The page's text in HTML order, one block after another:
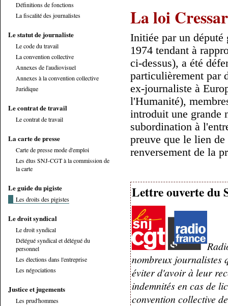
Définitions de fonctions
La fiscalité des journalistes
Le statut de journaliste
Le code du travail
La convention collective
Annexes de l'audiovisuel
Annexes à la convention collective
Juridique
Le contrat de travail
Le contrat de travail
La carte de presse
Carte de presse mode d'emploi
Les élus SNJ-CGT à la commission de
la carte
Le guide du pigiste
Les droits des pigistes
Le droit syndical
Le droit syndical
Délégué syndical et délégué du
personnel
Les élections dans l'entreprise
Les négociations
Justice et jugements
Les prud'hommes
La loi
Initiée par un
1974 tendant à
ci-dessus), a été
particulièrement par
ex-journaliste à
l'Humanité),
introduit une grande
subordination à
preuve que le lien
renversement de la
Lettre ouverte du
nombreux journalistes
éviter d'avoir à leur
indemnités en cas de
convention collective